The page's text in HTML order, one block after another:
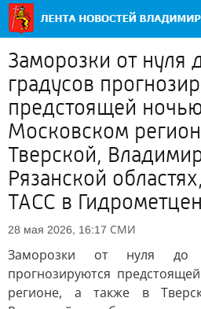
Заморозки от нуля
градусов
предстоящей
Московском
Тверской,
Рязанской
ТАСС в
28 мая 2026, 16:17 СМИ
Заморозки от нуля до
прогнозируются
регионе, а также в